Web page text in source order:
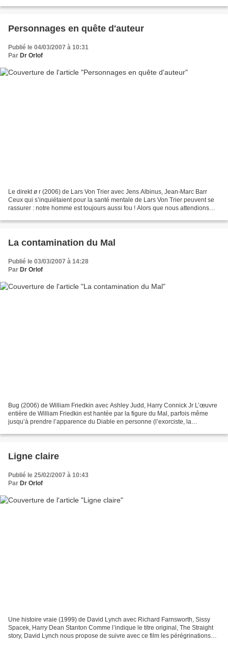
Personnages en quête d'auteur
Publié le 04/03/2007 à 10:31
Par Dr Orlof
Le direkt ø r (2006) de Lars Von Trier avec Jens Albinus, Jean-Marc Barr
Ceux qui s’inquiétaient pour la santé mentale de Lars Von Trier peuvent se
rassurer : notre homme est toujours aussi fou ! Alors que nous attendions
La contamination du Mal
Publié le 03/03/2007 à 14:28
Par Dr Orlof
Bug (2006) de William Friedkin avec Ashley Judd, Harry Connick Jr L’œuvre
entière de William Friedkin est hantée par la figure du Mal, parfois même
jusqu’à prendre l’apparence du Diable en personne (l’exorciste, la
Ligne claire
Publié le 25/02/2007 à 10:43
Par Dr Orlof
Une histoire vraie (1999) de David Lynch avec Richard Farnsworth, Sissy
Spacek, Harry Dean Stanton Comme l’indique le titre original, The Straight
story, David Lynch nous propose de suivre avec ce film les pérégrinations